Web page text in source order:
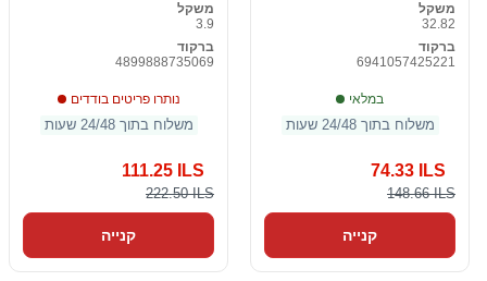
משקל
3.9
ברקוד
4899888735069
נותרו פריטים בודדים
משלוח בתוך 24/48 שעות
111.25 ILS
222.50 ILS
קנייה
משקל
32.82
ברקוד
6941057425221
במלאי
משלוח בתוך 24/48 שעות
74.33 ILS
148.66 ILS
קנייה